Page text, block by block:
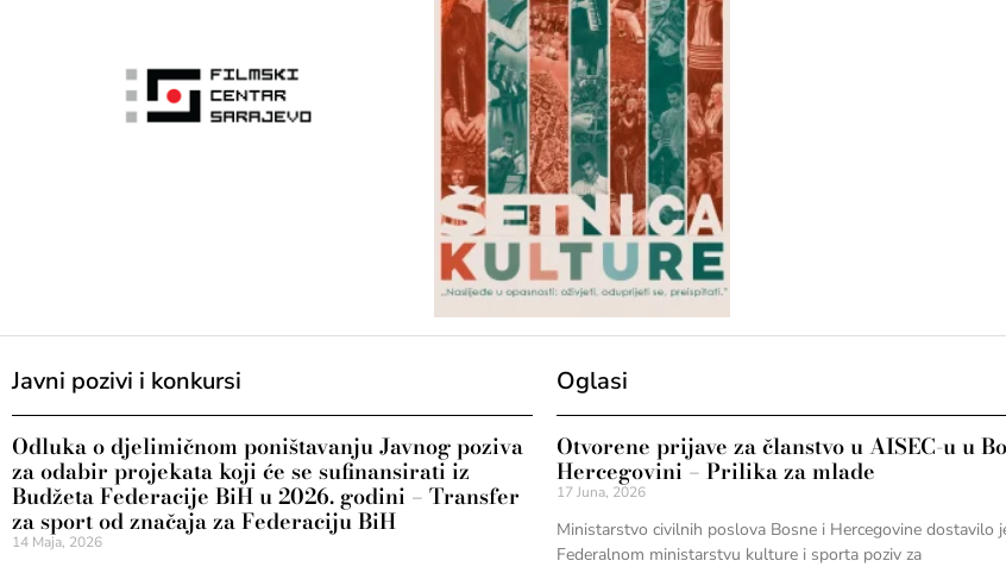
Javni pozivi i konkursi
Odluka o djelimičnom poništavanju Javnog poziva
za odabir projekata koji će se sufinansirati iz
Budžeta Federacije BiH u 2026. godini – Transfer
za sport od značaja za Federaciju BiH
14 Maja, 2026
Oglasi
Otvorene prijave za članstvo u AISEC-u u
Hercegovini – Prilika za mlade
17 Juna, 2026
Ministarstvo civilnih poslova Bosne i Hercegovine dostavilo
Federalnom ministarstvu kulture i sporta poziv za